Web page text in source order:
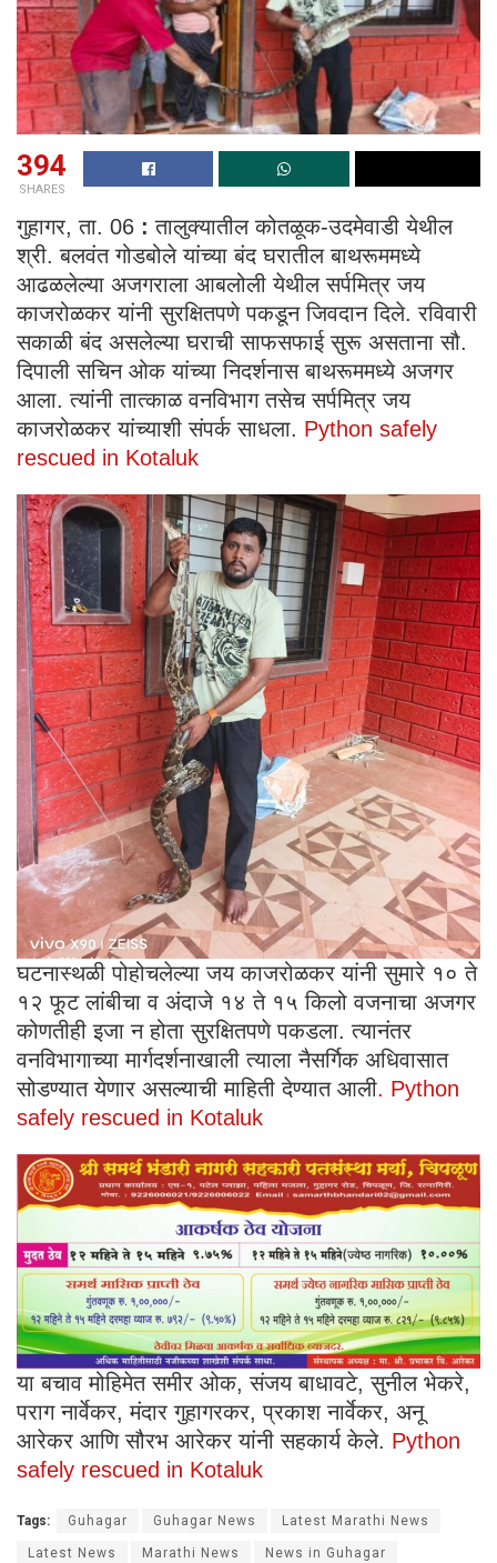
394
SHARES
गुहागर, ता. 06 : तालुक्यातील कोतळूक-उदमेवाडी येथील
श्री. बलवंत गोडबोले यांच्या बंद घरातील बाथरूममध्ये
आढळलेल्या अजगराला आबलोली येथील सर्पमित्र जय
काजरोळकर यांनी सुरक्षितपणे पकडून जिवदान दिले. रविवारी
सकाळी बंद असलेल्या घराची साफसफाई सुरू असताना सौ.
दिपाली सचिन ओक यांच्या निदर्शनास बाथरूममध्ये अजगर
आला. त्यांनी तात्काळ वनविभाग तसेच सर्पमित्र जय
काजरोळकर यांच्याशी संपर्क साधला. Python safely
rescued in Kotaluk
घटनास्थळी पोहोचलेल्या जय काजरोळकर यांनी सुमारे १० ते
१२ फूट लांबीचा व अंदाजे १४ ते १५ किलो वजनाचा अजगर
कोणतीही इजा न होता सुरक्षितपणे पकडला. त्यानंतर
वनविभागाच्या मार्गदर्शनाखाली त्याला नैसर्गिक अधिवासात
सोडण्यात येणार असल्याची माहिती देण्यात आली. Python
safely rescued in Kotaluk
या बचाव मोहिमेत समीर ओक, संजय बाधावटे, सुनील भेकरे,
पराग नार्वेकर, मंदार गुहागरकर, प्रकाश नार्वेकर, अनू
आरेकर आणि सौरभ आरेकर यांनी सहकार्य केले. Python
safely rescued in Kotaluk
Tags: Guhagar Guhagar News Latest Marathi News
Latest News Marathi News News in Guhagar